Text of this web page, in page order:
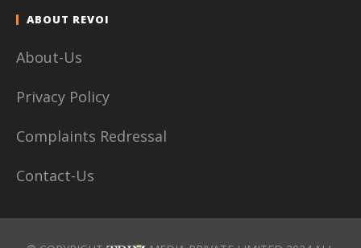
ABOUT REVOI
About-Us
Privacy Policy
Complaints Redressal
Contact-Us